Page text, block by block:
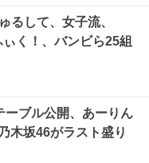
るして、女子流、
く！、バンビら25組
ーブル公開、あーりん
木坂46がラスト盛り